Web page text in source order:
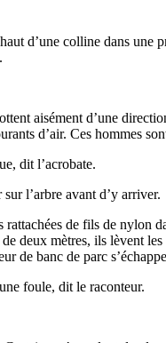
d’une colline dans une
aisément d’une
d’air. Ces hommes
dit l’acrobate.
l’arbre avant d’y arriver.
de fils de
deux mètres, ils lèvent
de banc de parc
foule, dit le raconteur.